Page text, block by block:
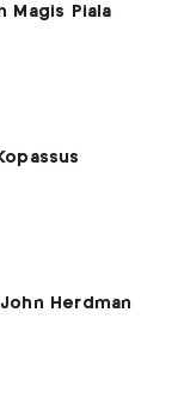
Magis Piala
John Herdman